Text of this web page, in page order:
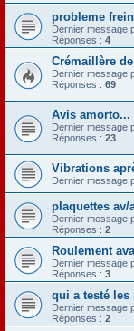
probleme
Dernier message
Réponses : 4
Crémaillère
Dernier message
Réponses : 69
Avis amorto...
Dernier message
Réponses : 23
Vibrations
Dernier message
plaquettes av/
Dernier message
Réponses : 2
Roulement
Dernier message
Réponses : 3
qui a testé les
Dernier message
Réponses : 2